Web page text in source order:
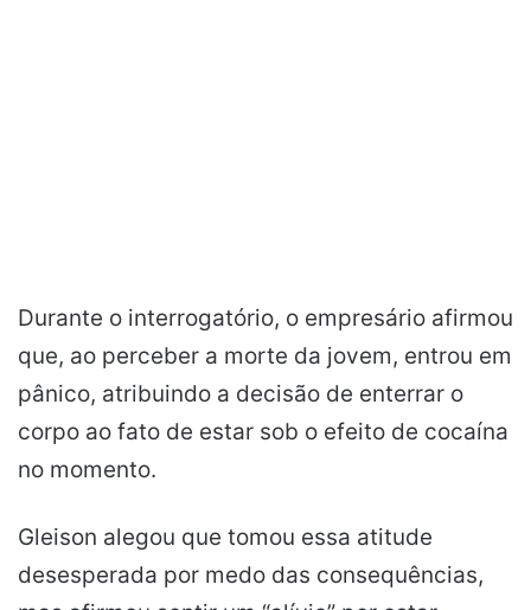
Durante o interrogatório, o empresário afirmou
que, ao perceber a morte da jovem, entrou em
pânico, atribuindo a decisão de enterrar o
corpo ao fato de estar sob o efeito de cocaína
no momento.
Gleison alegou que tomou essa atitude
desesperada por medo das consequências,